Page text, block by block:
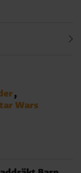
Wars